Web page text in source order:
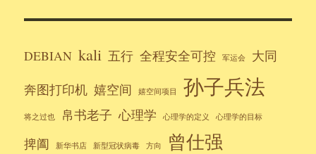
DEBIAN kali 五行 全程安全可控 军运会
大同
奔图打印机 嬉空间 嬉空间项目 孙子兵法
将之过也 帛书老子 心理学 心理学的定义 心理学的目标
捭阖 新华书店 新型冠状病毒 方向 曾仕强